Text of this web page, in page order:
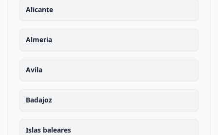
Alicante
Almeria
Avila
Badajoz
Islas baleares